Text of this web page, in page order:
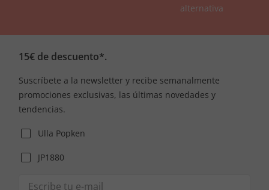
alternativa
15€ de descuento*.
Suscríbete a la newsletter y recibe semanalmente
promociones exclusivas, las últimas novedades y
tendencias.
Ulla Popken
JP1880